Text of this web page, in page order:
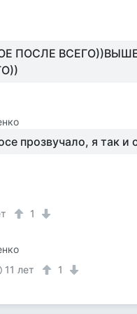
ПОСЛЕ
прозвучало, я так и
1
11 лет 1